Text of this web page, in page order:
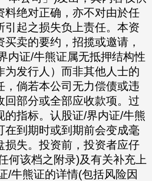
料绝对正确，亦不对由於任
引起之损失负上责任。本资
卖的要约，招揽或邀请，
内证/牛熊证属无抵押结构性
为发行人）而非其他人士的
，倘若本公司无力偿债或违
回部分或全部应收款项。过
的指标。认股证/界内证/牛熊
在到期时或到期前会变成毫
损失。投资前，投资者应仔
何该档之附录)及有关补充上
/牛熊证的详情(包括风险因